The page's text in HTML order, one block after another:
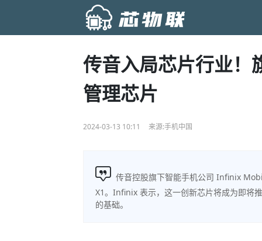
传音入局芯片行业
管理芯片
2024-03-13 10:11 来源:手机中国
传音控股旗下智能手机公司 Infinix
X1。Infinix 表示，这一创新芯片将成为即将
的基础。